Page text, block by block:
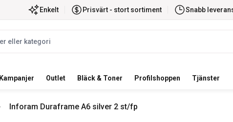
Snabb leverans
Enkelt Prisvärt - stort sortiment Snabb
Kampanjer Outlet Bläck & Toner Profilshoppen Tjänster
Inforam Duraframe A6 silver 2 st/fp